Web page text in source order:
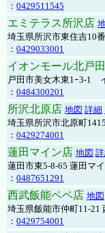
： 0429511545
エミテラス所沢店
埼玉県所沢市東住吉10
： 0429033001
イオンモール北戸
戸田市美女木東1ｰ3‐1
： 0484300201
所沢北原店 地図 詳細
埼玉県所沢市北原町
： 0429274001
蓮田マイン店 地図
蓮田市東5-8-65 蓮田マ
： 0487651291
西武飯能ペペ店 地図
埼玉県飯能市仲町11-21
： 0429754001